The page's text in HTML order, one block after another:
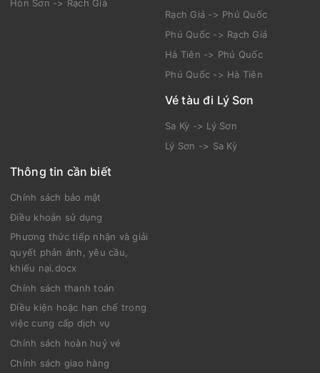
Nam Du -> Hòn Sơn
Vé tàu đi Phú Quốc
Hà Tiên -> Phú Quốc
Phú Quốc -> Hà Tiên
Vé tàu đi Lý Sơn
Thông tin cần biết
Chính sách bảo mật
Điều khoản sử dụng
Phương thức tiếp nhận và giải
quyết phản ánh, yêu cầu,
khiếu nại.docx
Chính sách thanh toán